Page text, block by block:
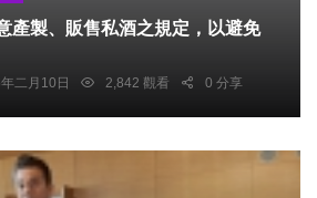
產製、販售私酒之規定，以避免
二月10日 2,842 觀看 0 分享